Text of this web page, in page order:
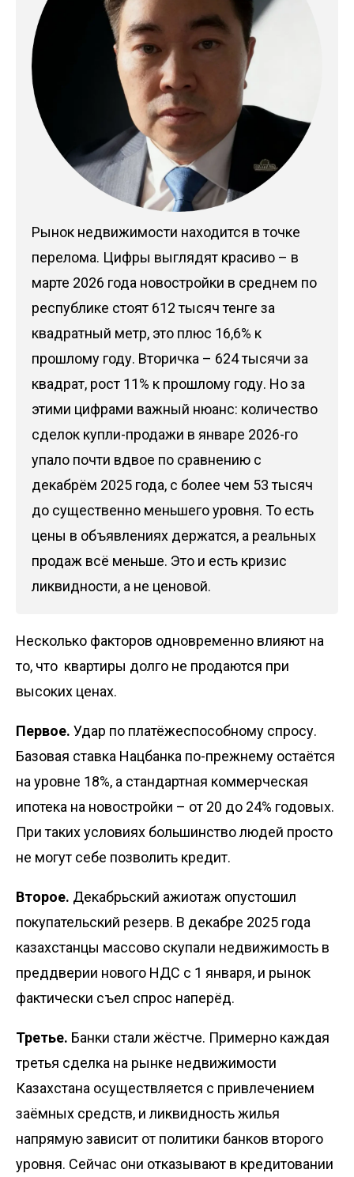
Рынок недвижимости находится в точке
перелома. Цифры выглядят красиво – в
марте 2026 года новостройки в среднем по
республике стоят 612 тысяч тенге за
квадратный метр, это плюс 16,6% к
прошлому году. Вторичка – 624 тысячи за
квадрат, рост 11% к прошлому году. Но за
этими цифрами важный нюанс: количество
сделок купли-продажи в январе 2026-го
упало почти вдвое по сравнению с
декабрём 2025 года, с более чем 53 тысяч
до существенно меньшего уровня. То есть
цены в объявлениях держатся, а реальных
продаж всё меньше. Это и есть кризис
ликвидности, а не ценовой.
Несколько факторов одновременно влияют на
то, что квартиры долго не продаются при
высоких ценах.
Первое. Удар по платёжеспособному спросу.
Базовая ставка Нацбанка по-прежнему остаётся
на уровне 18%, а стандартная коммерческая
ипотека на новостройки – от 20 до 24% годовых.
При таких условиях большинство людей просто
не могут себе позволить кредит.
Второе. Декабрьский ажиотаж опустошил
покупательский резерв. В декабре 2025 года
казахстанцы массово скупали недвижимость в
преддверии нового НДС с 1 января, и рынок
фактически съел спрос наперёд.
Третье. Банки стали жёстче. Примерно каждая
третья сделка на рынке недвижимости
Казахстана осуществляется с привлечением
заёмных средств, и ликвидность жилья
напрямую зависит от политики банков второго
уровня. Сейчас они отказывают в кредитовании